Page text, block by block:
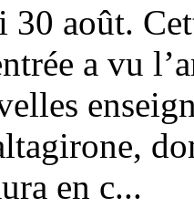
30 août.
a vu
en c...